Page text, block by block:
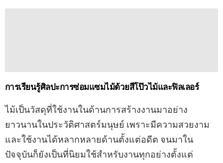
การเรียนรู้ศิลปะการซ่อมแซมไม้ด้วยสีโป๊วไม้และฟิลเลอร์
ไม้เป็นวัสดุที่ใช้งานในด้านการสร้างงานมาอย่าง
ยาวนานในประวัติศาสตร์มนุษย์ เพราะมีความสวยงาม
และใช้งานได้หลากหลายด้านตั้งแต่อดีต จนมาใน
ปัจจุบันก็ยังเป็นที่นิยมใช้สำหรับงานทุกอย่างตั้งแต่